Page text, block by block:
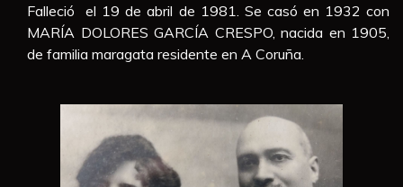
Falleció el 19 de abril de 1981. Se casó en 1932 con
MARÍA DOLORES GARCÍA CRESPO, nacida en 1905,
de familia maragata residente en A Coruña.